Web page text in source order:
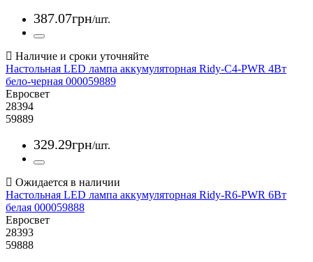
387.07грн/шт.
Настольная LED лампа аккумуляторная Ridy-С4-PWR 4Вт
бело-черная 000059889
Евросвет
28394
59889
329.29грн/шт.
Настольная LED лампа аккумуляторная Ridy-R6-PWR 6Вт
белая 000059888
Евросвет
28393
59888